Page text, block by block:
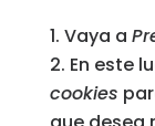
Vaya a
En este
cookies